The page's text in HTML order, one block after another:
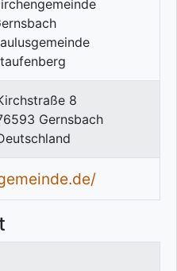
8
Gernsbach